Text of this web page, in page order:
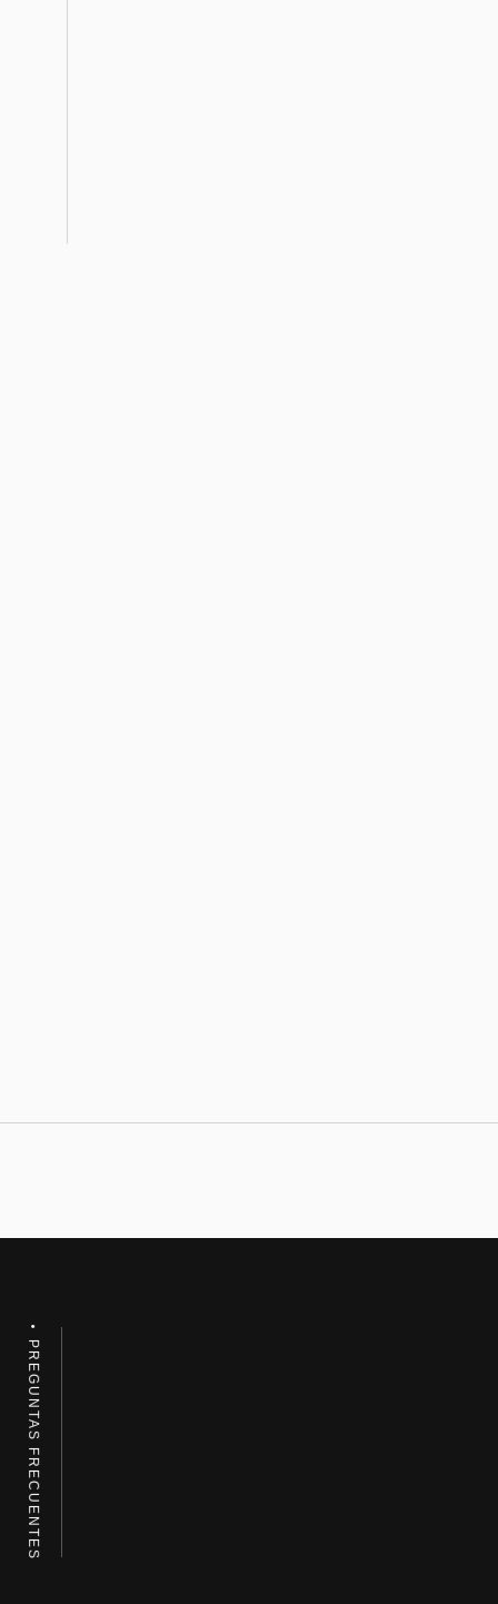
PREGUNTAS FRECUENTES